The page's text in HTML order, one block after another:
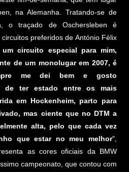
na Alemanha. Tratando-se de
o traçado de Oschersleben é
preferidos de António Félix
circuito especial para mim,
de um monolugar em 2007, é
me dei bem e gosto
de ter estado entre os mais
em Hockenheim, parto para
mas ciente que no DTM a
alta, pelo que cada vez
que estar no meu melhor",
as cores oficiais da BMW
campeonato, que contou com